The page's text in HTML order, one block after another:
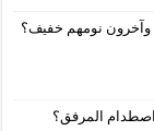
وآخرون نومهم خفيف؟
اصطدام المرفق؟